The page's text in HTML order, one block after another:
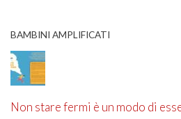
BAMBINI AMPLIFICATI
Non stare fermi è un modo di